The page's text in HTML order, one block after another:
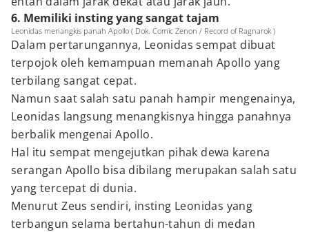
6. Memiliki insting yang sangat tajam
Leonidas menangkis panah Apollo ( Dok. Comic Zenon / Record of Ragnarok )
Dalam pertarungannya, Leonidas sempat dibuat
terpojok oleh kemampuan memanah Apollo yang
terbilang sangat cepat.
Namun saat salah satu panah hampir mengenainya,
Leonidas langsung menangkisnya hingga panahnya
berbalik mengenai Apollo.
Hal itu sempat mengejutkan pihak dewa karena
serangan Apollo bisa dibilang merupakan salah satu
yang tercepat di dunia.
Menurut Zeus sendiri, insting Leonidas yang
terbangun selama bertahun-tahun di medan